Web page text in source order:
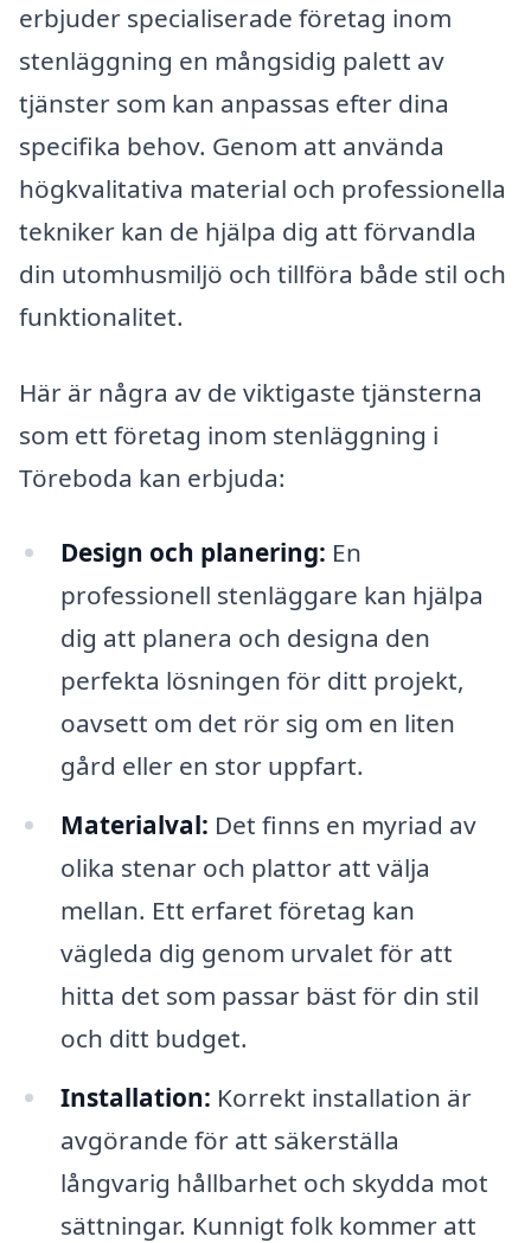
erbjuder specialiserade företag inom
stenläggning en mångsidig palett av
tjänster som kan anpassas efter dina
specifika behov. Genom att använda
högkvalitativa material och professionella
tekniker kan de hjälpa dig att förvandla
din utomhusmiljö och tillföra både stil och
funktionalitet.
Här är några av de viktigaste tjänsterna
som ett företag inom stenläggning i
Töreboda kan erbjuda:
Design och planering: En
professionell stenläggare kan hjälpa
dig att planera och designa den
perfekta lösningen för ditt projekt,
oavsett om det rör sig om en liten
gård eller en stor uppfart.
Materialval: Det finns en myriad av
olika stenar och plattor att välja
mellan. Ett erfaret företag kan
vägleda dig genom urvalet för att
hitta det som passar bäst för din stil
och ditt budget.
Installation: Korrekt installation är
avgörande för att säkerställa
långvarig hållbarhet och skydda mot
sättningar. Kunnigt folk kommer att